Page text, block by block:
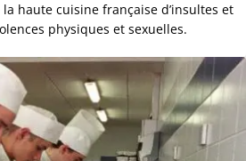
haute cuisine française d’insultes et
physiques et sexuelles.